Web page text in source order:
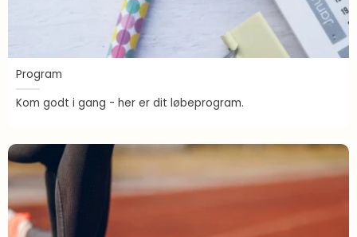
Program
Kom godt i gang - her er dit løbeprogram.